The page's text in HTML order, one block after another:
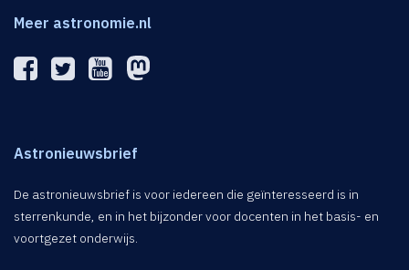
Meer astronomie.nl
Astronieuwsbrief
De astronieuwsbrief is voor iedereen die geïnteresseerd is in
sterrenkunde, en in het bijzonder voor docenten in het basis- en
voortgezet onderwijs.